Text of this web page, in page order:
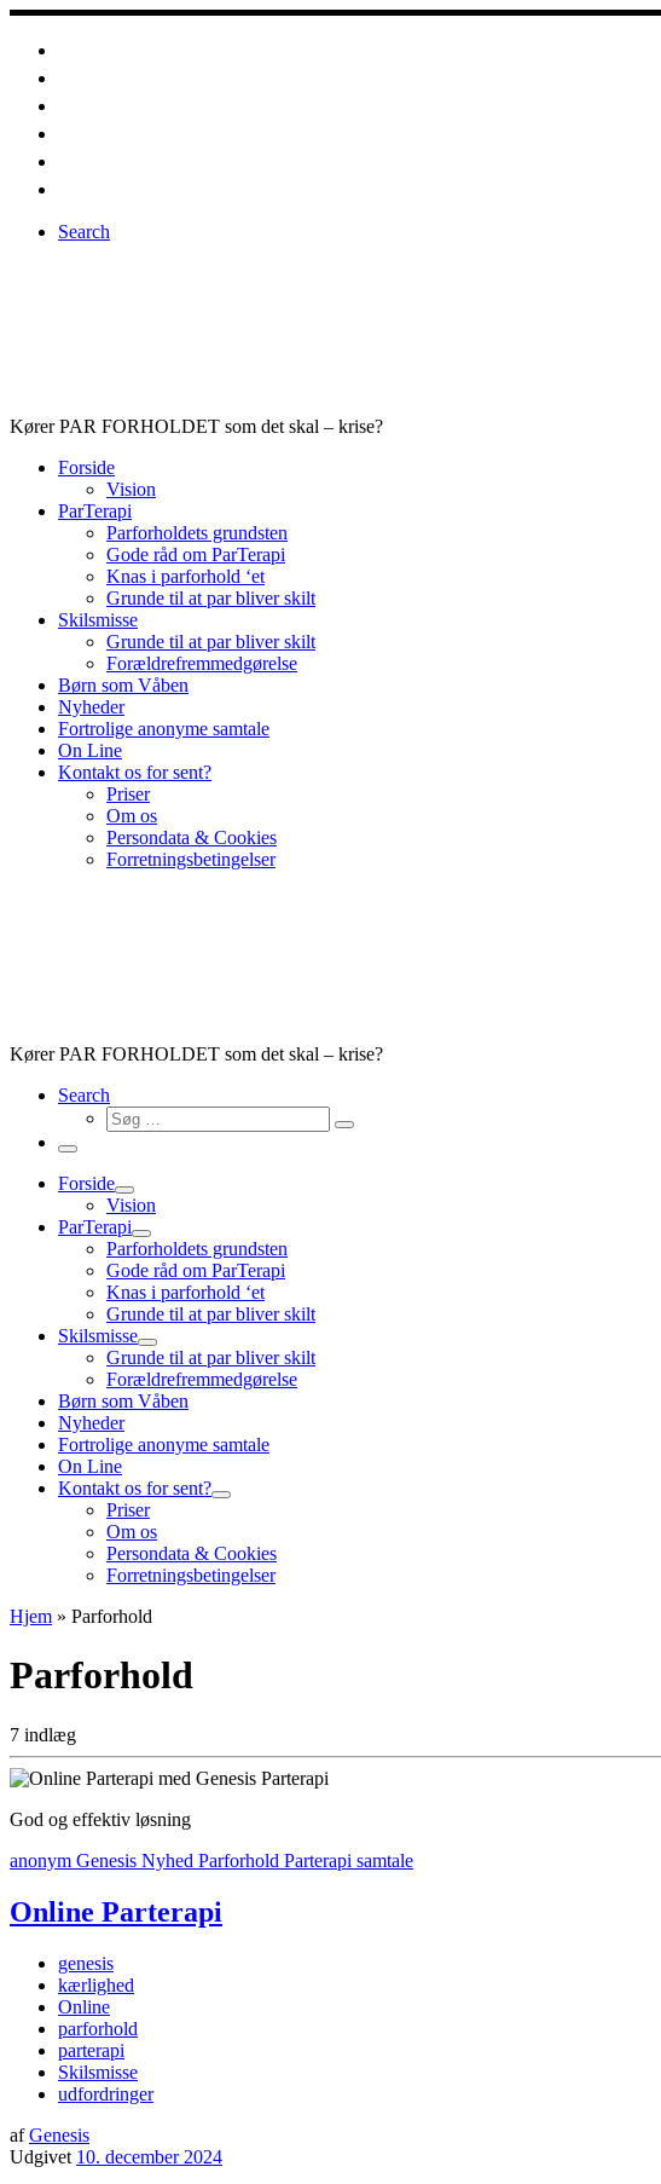
Fortsæt
Search
Kører PAR FORHOLDET som det skal – krise?
Forside
Vision
ParTerapi
Parforholdets grundsten
Gode råd om ParTerapi
Knas i parforhold ‘et
Grunde til at par bliver skilt
Skilsmisse
Grunde til at par bliver skilt
Forældrefremmedgørelse
Børn som Våben
Nyheder
Fortrolige anonyme samtale
On Line
Kontakt os for sent?
Priser
Om os
Persondata & Cookies
Forretningsbetingelser
Kører PAR FORHOLDET som det skal – krise?
Search
Søg
Søg
Menu
Forside
Vision
ParTerapi
Parforholdets grundsten
Gode råd om ParTerapi
Knas i parforhold ‘et
Grunde til at par bliver skilt
Skilsmisse
Grunde til at par bliver skilt
Forældrefremmedgørelse
Børn som Våben
Nyheder
Fortrolige anonyme samtale
On Line
Kontakt os for sent?
Priser
Om os
Persondata & Cookies
Forretningsbetingelser
Hjem » Parforhold
Parforhold
7 indlæg
God og effektiv løsning
anonym Genesis Nyhed Parforhold Parterapi samtale
Online Parterapi
genesis
kærlighed
Online
parforhold
parterapi
Skilsmisse
udfordringer
afGenesis
Udgivet 10. december 2024